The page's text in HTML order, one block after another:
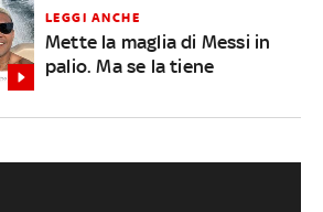
LEGGI ANCHE
Mette la maglia di Messi in
palio. Ma se la tiene